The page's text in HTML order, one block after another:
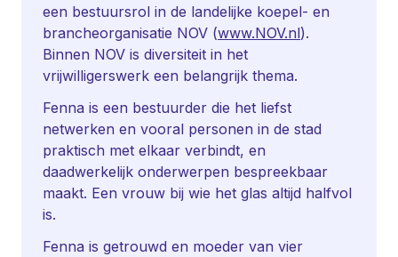
een bestuursrol in de landelijke koepel- en
brancheorganisatie NOV (www.NOV.nl).
Binnen NOV is diversiteit in het
vrijwilligerswerk een belangrijk thema.
Fenna is een bestuurder die het liefst
netwerken en vooral personen in de stad
praktisch met elkaar verbindt, en
daadwerkelijk onderwerpen bespreekbaar
maakt. Een vrouw bij wie het glas altijd halfvol
is.
Fenna is getrouwd en moeder van vier